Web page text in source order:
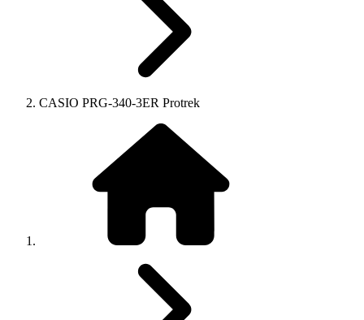
CASIO PRG-340-3ER Protrek